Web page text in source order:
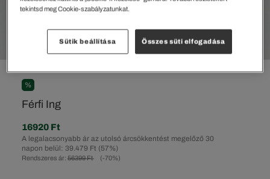
%
Férfi Ing
Rendszeres ár: 56399 Ft (-70%)
A legalacsonyabb ár az utolsó árcsökkentést megelőző 30
napon belül: 39.479 Ft (57%)
16920 Ft
tekintsd meg Cookie-szabályzatunkat.
Sütik beállítása Összes süti elfogadása